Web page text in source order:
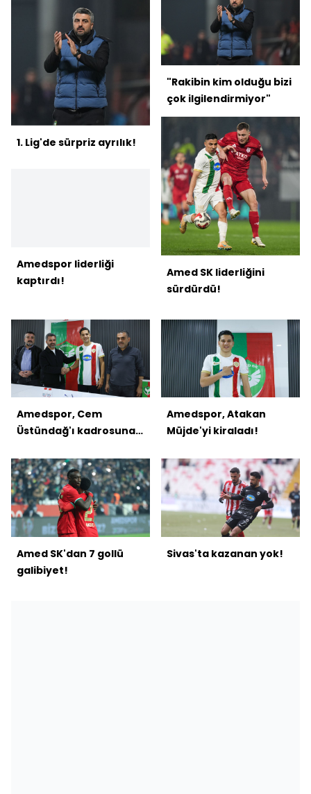
1. Lig'de sürpriz ayrılık!
Amedspor liderliği
kaptırdı!
"Rakibin kim olduğu bizi
çok ilgilendirmiyor"
Amed SK liderliğini
sürdürdü!
Amedspor, Cem
Üstündağ'ı kadrosuna
Amedspor, Atakan
Müjde'yi kiraladı!
Amed SK'dan 7 gollü
galibiyet!
Sivas'ta kazanan yok!